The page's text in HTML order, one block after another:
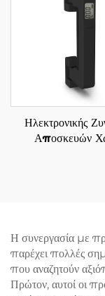
Ηλεκτρονικής
Αποσκευών
Η συνεργασία με
παρέχει πολλές
που αναζητούν
Πρώτον, αυτοί οι